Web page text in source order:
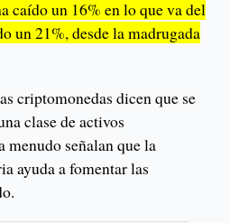
caído un 16% en lo que va del
un 21%, desde la madrugada
criptomonedas dicen que se
clase de activos
menudo señalan que la
ayuda a fomentar las